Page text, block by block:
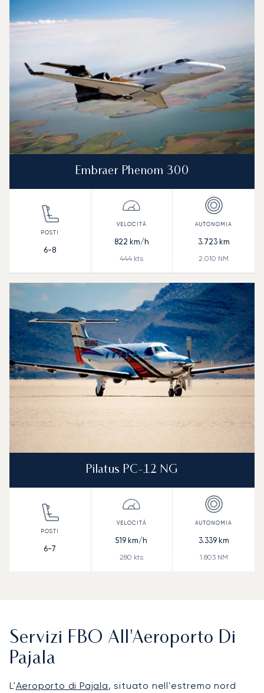
Embraer Phenom 300
6-8
822 km/h
444 kts
3.723km
2.010 NM
Pilatus PC-12 NG
6-7
519 km/h
280 kts
3.339km
1.803NM
Servizi FBO All'Aeroporto Di
Pajala
L'Aeroporto di Pajala, situato nell'estremo nord